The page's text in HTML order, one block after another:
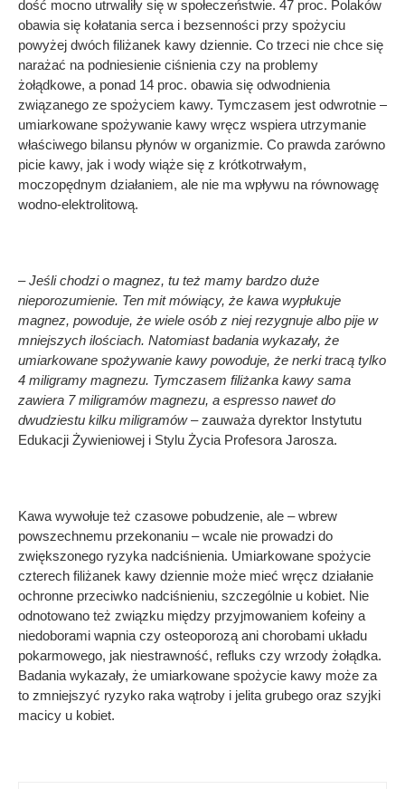
dość mocno utrwaliły się w społeczeństwie. 47 proc. Polaków
obawia się kołatania serca i bezsenności przy spożyciu
powyżej dwóch filiżanek kawy dziennie. Co trzeci nie chce się
narażać na podniesienie ciśnienia czy na problemy
żołądkowe, a ponad 14 proc. obawia się odwodnienia
związanego ze spożyciem kawy. Tymczasem jest odwrotnie –
umiarkowane spożywanie kawy wręcz wspiera utrzymanie
właściwego bilansu płynów w organizmie. Co prawda zarówno
picie kawy, jak i wody wiąże się z krótkotrwałym,
moczopędnym działaniem, ale nie ma wpływu na równowagę
wodno-elektrolitową.
– Jeśli chodzi o magnez, tu też mamy bardzo duże
nieporozumienie. Ten mit mówiący, że kawa wypłukuje
magnez, powoduje, że wiele osób z niej rezygnuje albo pije w
mniejszych ilościach. Natomiast badania wykazały, że
umiarkowane spożywanie kawy powoduje, że nerki tracą tylko
4 miligramy magnezu. Tymczasem filiżanka kawy sama
zawiera 7 miligramów magnezu, a espresso nawet do
dwudziestu kilku miligramów –zauważa dyrektor Instytutu
Edukacji Żywieniowej i Stylu Życia Profesora Jarosza.
Kawa wywołuje też czasowe pobudzenie, ale – wbrew
powszechnemu przekonaniu – wcale nie prowadzi do
zwiększonego ryzyka nadciśnienia. Umiarkowane spożycie
czterech filiżanek kawy dziennie może mieć wręcz działanie
ochronne przeciwko nadciśnieniu, szczególnie u kobiet. Nie
odnotowano też związku między przyjmowaniem kofeiny a
niedoborami wapnia czy osteoporozą ani chorobami układu
pokarmowego, jak niestrawność, refluks czy wrzody żołądka.
Badania wykazały, że umiarkowane spożycie kawy może za
to zmniejszyć ryzyko raka wątroby i jelita grubego oraz szyjki
macicy u kobiet.